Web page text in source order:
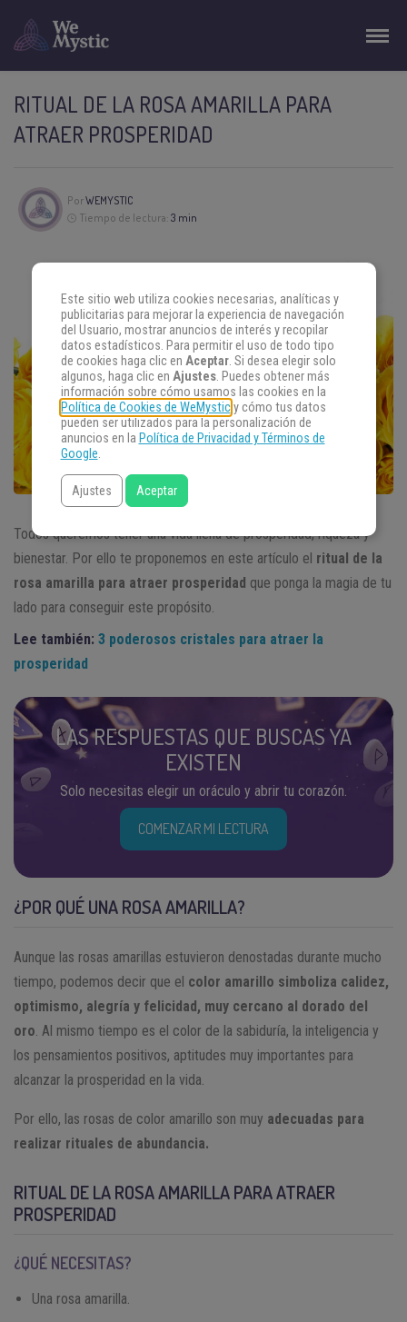
RITUAL DE LA ROSA AMARILLA PARA
ATRAER PROSPERIDAD
PorWEMYSTIC
Tiempo de lectura: 3 min
Todos queremos tener una vida llena de prosperidad, riqueza y
bienestar. Por ello te proponemos en este artículo el ritual de la
rosa amarilla para atraer prosperidad que ponga la magia de tu
lado para conseguir este propósito.
Lee también: 3 poderosos cristales para atraer la
prosperidad
LAS RESPUESTAS QUE BUSCAS YA
EXISTEN
Solo necesitas elegir un oráculo y abrir tu corazón.
COMENZAR MI LECTURA
¿POR QUÉ UNA ROSA AMARILLA?
Aunque las rosas amarillas estuvieron denostadas durante mucho
tiempo, podemos decir que el color amarillo simboliza calidez,
optimismo, alegría y felicidad, muy cercano al dorado del
oro . Al mismo tiempo es el color de la sabiduría, la inteligencia y
los pensamientos positivos, aptitudes muy importantes para
alcanzar la prosperidad en la vida.
Por ello, las rosas de color amarillo son muy adecuadas para
realizar rituales de abundancia.
RITUAL DE LA ROSA AMARILLA PARA ATRAER
PROSPERIDAD
¿QUÉ NECESITAS?
Una rosa amarilla.
Este sitio web utiliza cookies necesarias, analíticas y
publicitarias para mejorar la experiencia de navegación
del Usuario, mostrar anuncios de interés y recopilar
datos estadísticos. Para permitir el uso de todo tipo
de cookies haga clic en Aceptar. Si desea elegir solo
algunos, haga clic en Ajustes. Puedes obtener más
información sobre cómo usamos las cookies en la
Política de Cookies de WeMysticy cómo tus datos
pueden ser utilizados para la personalización de
anuncios en la Política de Privacidad y Términos de
Google.
Ajustes Aceptar